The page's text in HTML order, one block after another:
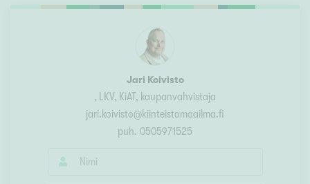
Jari Koivisto
, LKV, KiAT, kaupanvahvistaja
jari.koivisto@kiinteistomaailma.fi
puh. 0505971525